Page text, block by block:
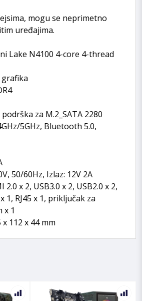
mogu se neprimetno
uređajima.
Lake N4100 4-core 4-thread
grafika
za M.2_SATA 2280
5GHz, Bluetooth 5.0,
50/60Hz, Izlaz: 12V 2A
x 2, USB3.0 x 2, USB2.0 x 2,
1, RJ45 x 1, priključak za
x 1
x 112 x 44 mm